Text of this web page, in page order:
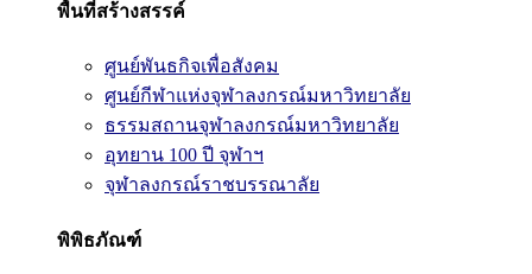
พื้นที่สร้างสรรค์
ศูนย์พันธกิจเพื่อสังคม
ศูนย์กีฬาแห่งจุฬาลงกรณ์มหาวิทยาลัย
ธรรมสถานจุฬาลงกรณ์มหาวิทยาลัย
อุทยาน 100 ปี จุฬาฯ
จุฬาลงกรณ์ราชบรรณาลัย
พิพิธภัณฑ์